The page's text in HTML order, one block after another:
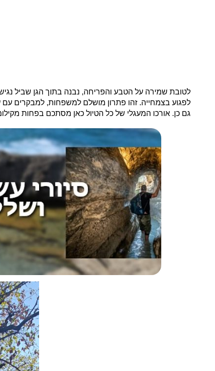
לטובת שמירה על הטבע והפריחה, נבנה בתוך הגן שביל
לפגוע בצמחייה. זהו פתרון מושלם למשפחות, למבקרים
גם כן. אורכו המעגלי של כל הטיול כאן מסתכם בפחות